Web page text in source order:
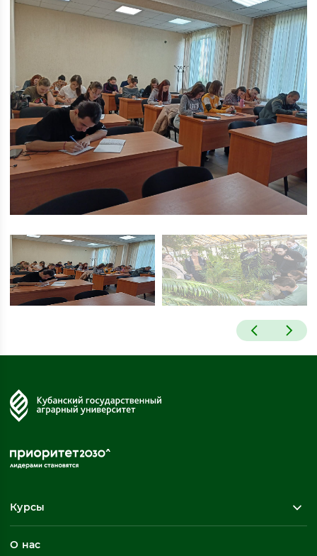
Курсы
Повышение квалификации
Профессиональная переподготовка
О нас